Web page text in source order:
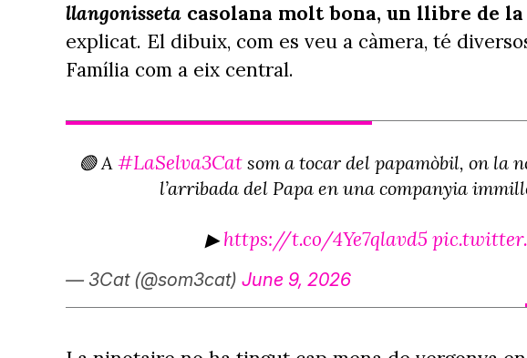
llangonisseta casolana molt bona, un llibre de
explicat. El dibuix, com es veu a càmera, té
Família com a eix central.
🟢 A #LaSelva3Catsom a tocar del papamòbil, on la
l’arribada del Papa en una companyia
▶https://t.co/4Ye7qlavd5
— 3Cat (@som3cat) June 9, 2026